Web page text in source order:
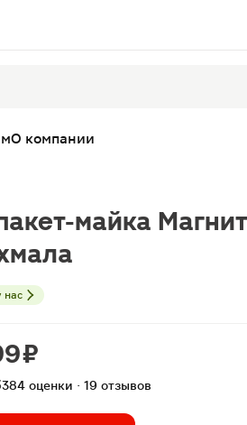
О компании
нас
майка
₽
384 оценки · 19 отзывов